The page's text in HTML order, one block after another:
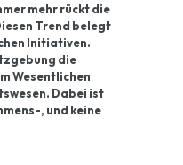
mehr rückt die
Trend belegt
Initiativen.
die
Wesentlichen
Dabei ist
, und keine